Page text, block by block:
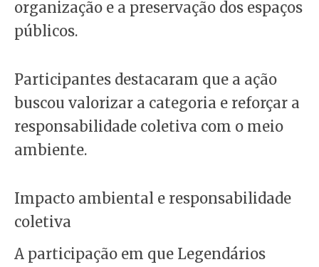
organização e a preservação dos espaços
públicos.
Participantes destacaram que a ação
buscou valorizar a categoria e reforçar a
responsabilidade coletiva com o meio
ambiente.
Impacto ambiental e responsabilidade
coletiva
A participação em que Legendários